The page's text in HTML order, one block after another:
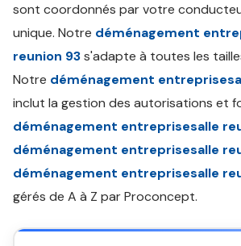
sont coordonnés par votre
unique. Notre déménagement
reunion 93s'adapte à toutes les
Notre déménagement
inclut la gestion des autorisations et
déménagement entreprisesalle
déménagement entreprisesalle
déménagement entreprisesalle
gérés de A à Z par Proconcept.